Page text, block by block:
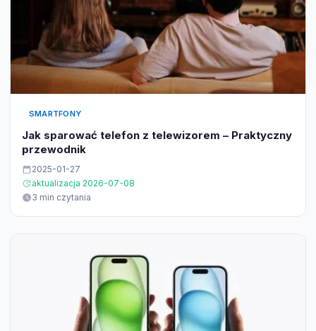
SMARTFONY
Jak sparować telefon z telewizorem – Praktyczny
przewodnik
2025-01-27
aktualizacja 2026-07-08
3 min czytania